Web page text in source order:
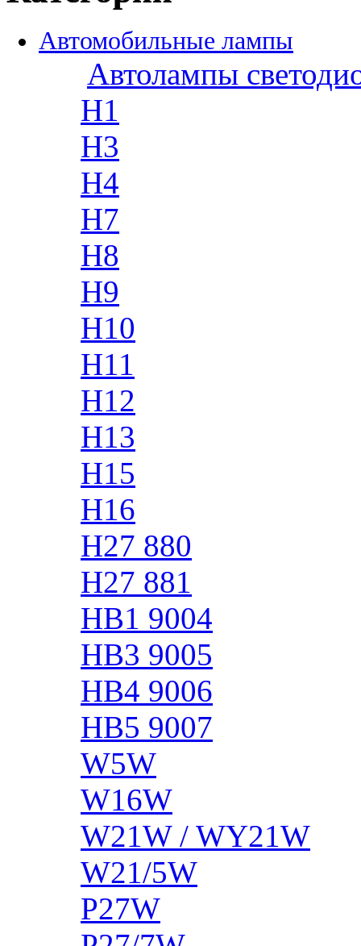
Автомобильные лампы
Автолампы
H1
H3
H4
H7
H8
H9
H10
H11
H12
H13
H15
H16
H27 880
H27 881
HB1 9004
HB3 9005
HB4 9006
HB5 9007
W5W
W16W
W21W / WY21W
W21/5W
P27W